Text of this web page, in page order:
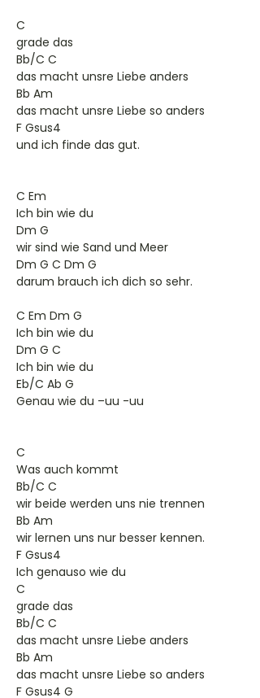
C
grade das
Bb/C C
das macht unsre Liebe anders
Bb Am
das macht unsre Liebe so anders
F Gsus4
und ich finde das gut.
C Em
Ich bin wie du
Dm G
wir sind wie Sand und Meer
Dm G C Dm G
darum brauch ich dich so sehr.
C Em Dm G
Ich bin wie du
Dm G C
Ich bin wie du
Eb/C Ab G
Genau wie du –uu -uu
C
Was auch kommt
Bb/C C
wir beide werden uns nie trennen
Bb Am
wir lernen uns nur besser kennen.
F Gsus4
Ich genauso wie du
C
grade das
Bb/C C
das macht unsre Liebe anders
Bb Am
das macht unsre Liebe so anders
F Gsus4 G